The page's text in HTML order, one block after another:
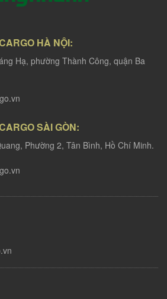
HÀ NỘI:
Hạ, phường Thành Công, quận Ba
SÀI GÒN:
Phường 2, Tân Bình, Hồ Chí Minh.